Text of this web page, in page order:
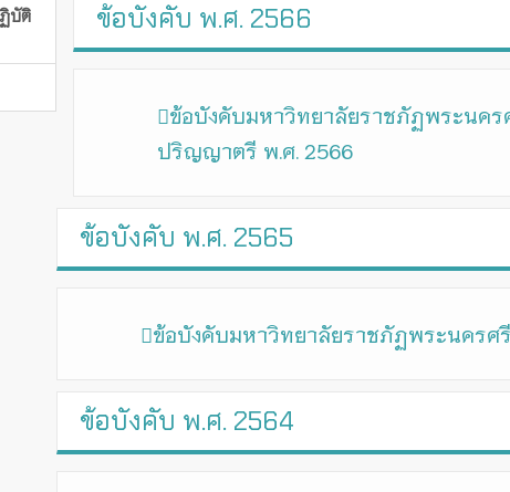
บัติ
ข้อบังคับ พ.ศ. 2566
ข้อบังคับมหาวิทยาลัยราชภัฏพระนค
ปริญญาตรี พ.ศ. 2566
ข้อบังคับ พ.ศ. 2565
ข้อบังคับมหาวิทยาลัยราชภัฏพระนครศ
ข้อบังคับ พ.ศ. 2564